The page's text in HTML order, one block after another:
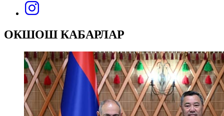
ОКШОШ КАБАРЛАР